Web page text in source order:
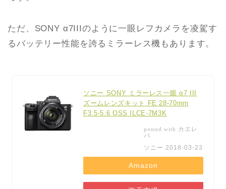
ただ、SONY α7IIIのように一眼レフカメラを凌駕す
るバッテリー性能を誇るミラーレス機もあります。
ソニー SONY ミラーレス一眼 α7 III
ズームレンズキット FE 28-70mm
F3.5-5.6 OSS ILCE-7M3K
posted with カエレ
バ
ソニー 2018-03-23
Amazon